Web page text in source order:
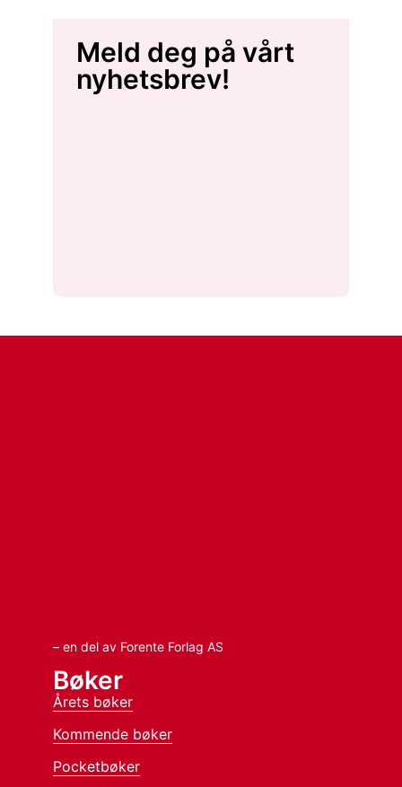
Meld deg på vårt
nyhetsbrev!
– en del av Forente Forlag AS
Bøker
Årets bøker
Kommende bøker
Pocketbøker